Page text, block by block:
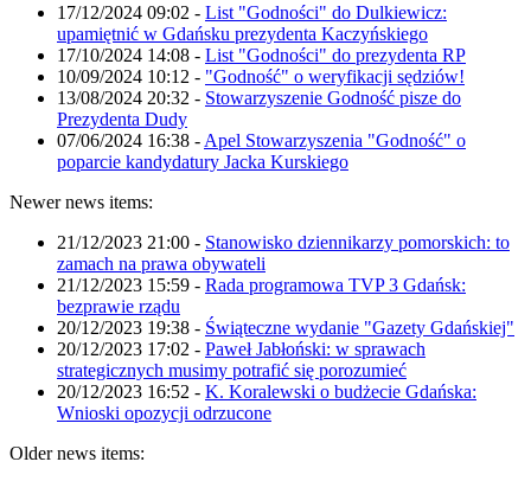
17/12/2024 09:02 - List "Godności" do Dulkiewicz:
upamiętnić w Gdańsku prezydenta Kaczyńskiego
17/10/2024 14:08 - List "Godności" do prezydenta RP
10/09/2024 10:12 - "Godność" o weryfikacji sędziów!
13/08/2024 20:32 - Stowarzyszenie Godność pisze do
Prezydenta Dudy
07/06/2024 16:38 - Apel Stowarzyszenia "Godność" o
poparcie kandydatury Jacka Kurskiego
Newer news items:
21/12/2023 21:00 - Stanowisko dziennikarzy pomorskich: to
zamach na prawa obywateli
21/12/2023 15:59 - Rada programowa TVP 3 Gdańsk:
bezprawie rządu
20/12/2023 19:38 - Świąteczne wydanie "Gazety Gdańskiej"
20/12/2023 17:02 - Paweł Jabłoński: w sprawach
strategicznych musimy potrafić się porozumieć
20/12/2023 16:52 - K. Koralewski o budżecie Gdańska:
Wnioski opozycji odrzucone
Older news items: